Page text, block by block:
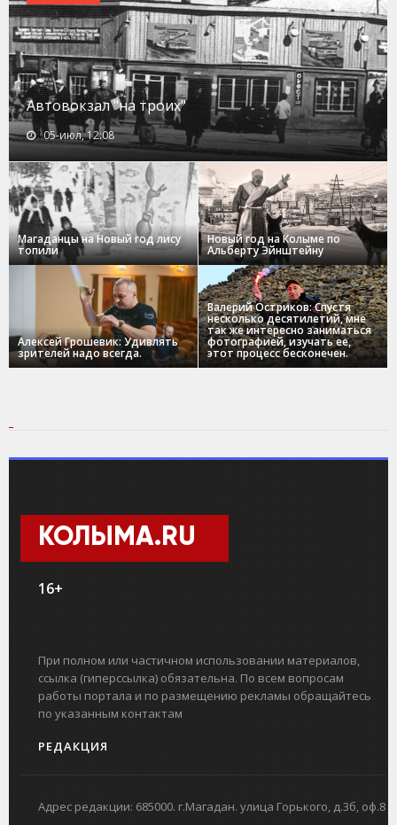
Автовокзал "на троих"
05-июл, 12:08
Магаданцы на Новый год лису
топили
Новый год на Колыме по
Альберту Эйнштейну
Алексей Грошевик: Удивлять
зрителей надо всегда.
Валерий Остриков: Спустя
несколько десятилетий, мне
так же интересно заниматься
фотографией, изучать ее,
этот процесс бесконечен.
КОЛЫМА.RU
16+
При полном или частичном использовании материалов,
ссылка (гиперссылка) обязательна. По всем вопросам
работы портала и по размещению рекламы обращайтесь
по указанным контактам
РЕДАКЦИЯ
Адрес редакции: 685000. г.Магадан. улица Горького, д.3б, оф.8